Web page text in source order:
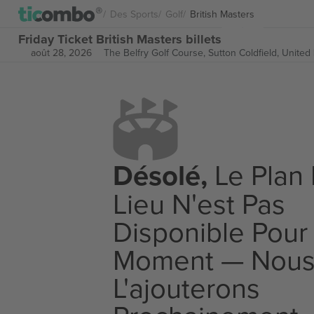
Des Sports Golf British Masters
Friday Ticket British Masters billets
août 28, 2026 The Belfry Golf Course, Sutton Coldfield, United
Désolé, Le Plan
Lieu N'est Pas
Disponible Pour
Moment — Nous
L'ajouterons